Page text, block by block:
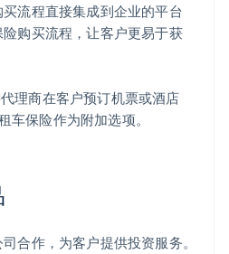
流程直接集成到企业的平台
购买流程，让客户更易于获
理商在客户预订机票或酒店
车保险作为附加选项。
合作，为客户提供投资服务。